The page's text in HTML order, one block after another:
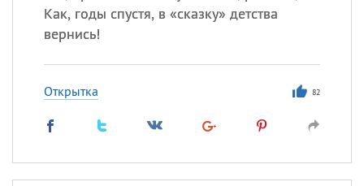
Как, годы спустя, в «сказку» детства
вернись!
Открытка 82